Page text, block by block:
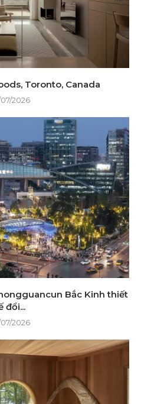
Toronto, Canada
2026
Bắc Kinh thiết
đổi...
2026